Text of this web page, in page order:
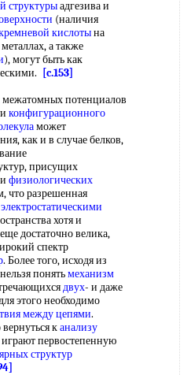
структурыадгезива и
(наличия
кислотына
а также
), могут быть как
[c.153]
межатомных потенциалов
конфигурационного
может
как и в случае белков,
присущих
физиологических
что разрешенная
хотя и
достаточно велика,
спектр
. Более того, исходя из
понятьмеханизм
двух- и даже
этого необходимо
между цепями.
канализу
играют первостепенную
структур